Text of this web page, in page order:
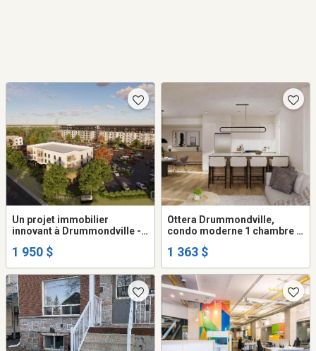
Un projet immobilier
innovant à Drummondville -
logement à louer
1 950 $
Ottera Drummondville,
condo moderne 1 chambre à
logement
1 363 $